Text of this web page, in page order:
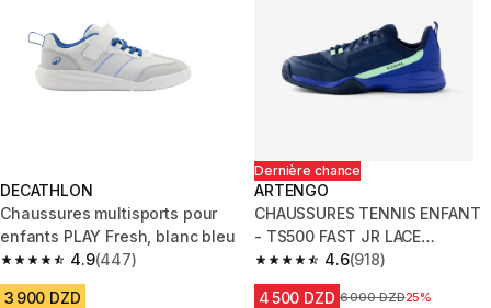
DECATHLON
Chaussures multisports pour
enfants PLAY Fresh, blanc bleu
4.9
4.9 out of 5 stars from 447 reviews
(447)
3 900 DZD
Dernière chance
ARTENGO
CHAUSSURES TENNIS ENFANT
- TS500 FAST JR LACE
NIGHTSKY4.6
4.6 out of 5 stars from 918
(918)
4 500 DZD Prix avant la réduction
6 000 DZD25%